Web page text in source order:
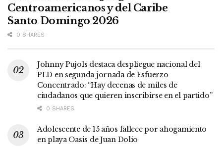
Centroamericanos y del Caribe
Santo Domingo 2026
0 SHARES
Johnny Pujols destaca despliegue nacional del
PLD en segunda jornada de Esfuerzo
Concentrado: “Hay decenas de miles de
ciudadanos que quieren inscribirse en el partido”
0 SHARES
Adolescente de 15 años fallece por ahogamiento
en playa Oasis de Juan Dolio